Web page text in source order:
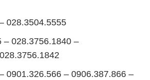
sáng: từ 8h đến 11h – Buổi
17h
từ 8h đến 11h – Buổi chiều: từ
nhật hàng tuần